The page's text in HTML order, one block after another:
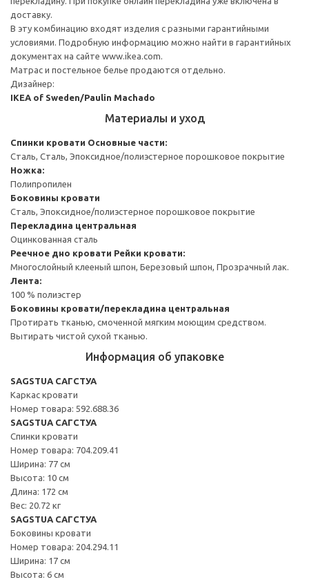
доставку.
В эту комбинацию входят изделия с разными гарантийными
условиями. Подробную информацию можно найти в гарантийных
документах на сайте www.ikea.com.
Матрас и постельное белье продаются отдельно.
Дизайнер:
IKEA of Sweden/Paulin Machado
Материалы и уход
Спинки кровати Основные части:
Сталь, Сталь, Эпоксидное/полиэстерное порошковое покрытие
Ножка:
Полипропилен
Боковины кровати
Сталь, Эпоксидное/полиэстерное порошковое покрытие
Перекладина центральная
Оцинкованная сталь
Реечное дно кровати Рейки кровати:
Многослойный клееный шпон, Березовый шпон, Прозрачный лак.
Лента:
100 % полиэстер
Боковины кровати/перекладина центральная
Протирать тканью, смоченной мягким моющим средством.
Вытирать чистой сухой тканью.
Информация об упаковке
SAGSTUA САГСТУА
Каркас кровати
Номер товара: 592.688.36
SAGSTUA САГСТУА
Спинки кровати
Номер товара: 704.209.41
Ширина: 77 см
Высота: 10 см
Длина: 172 см
Вес: 20.72 кг
SAGSTUA САГСТУА
Боковины кровати
Номер товара: 204.294.11
Ширина: 17 см
Высота: 6 см